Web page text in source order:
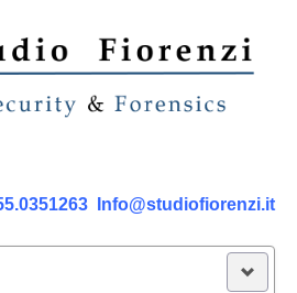
Info@studiofiorenzi.it